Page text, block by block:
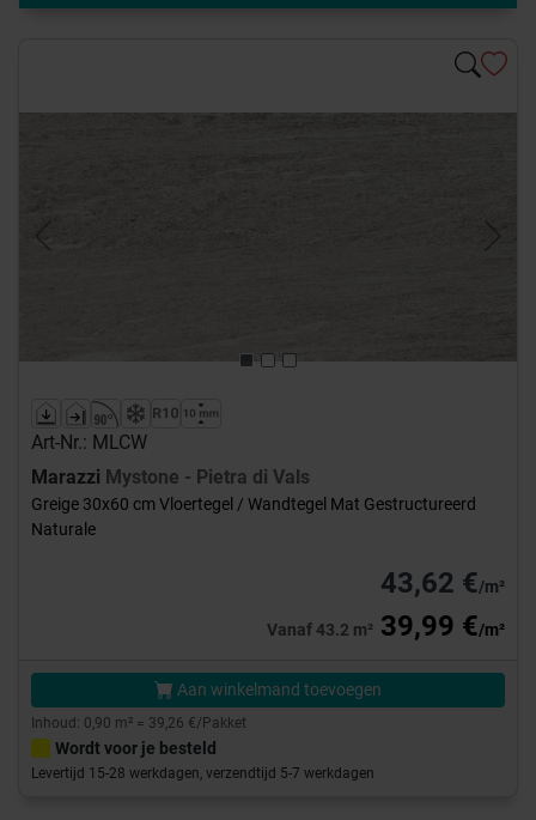
Previous
Art-Nr.: MLCW
Marazzi Mystone - Pietra di Vals
Greige 30x60 cm Vloertegel / Wandtegel Mat Gestructureerd
Naturale
43,62 €/m²
Vanaf 43.2 m² 39,99 €/m²
Aan winkelmand toevoegen
Inhoud: 0,90 m² = 39,26 €/Pakket
Wordt voor je besteld
Levertijd 15-28 werkdagen, verzendtijd 5-7 werkdagen